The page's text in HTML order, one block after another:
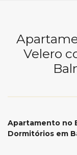
Velero
Apartamento no
Dormitórios em